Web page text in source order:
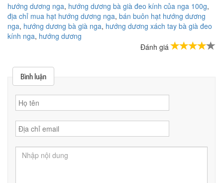
hướng dương nga, hướng dương bà già đeo kính của nga 100g,
địa chỉ mua hạt hướng dương nga, bán buôn hạt hướng dương
nga, hướng dương bà già nga, hướng dương xách tay bà già đeo
kính nga, hướng dương
Đánh giá
Bình luận